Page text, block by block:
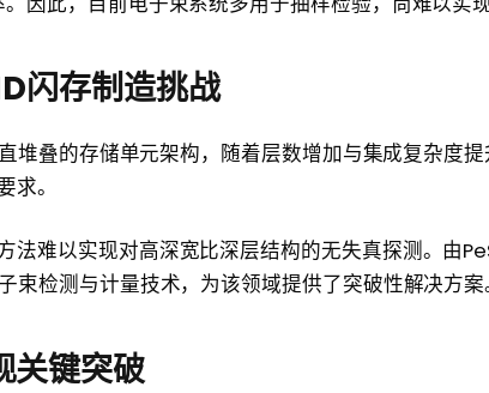
闪存制造挑战
堆叠的存储单元架构，随着层数增加与集成复杂度
求。
法难以实现对高深宽比深层结构的无失真探测。由
束检测与计量技术，为该领域提供了突破性解决方案
关键突破